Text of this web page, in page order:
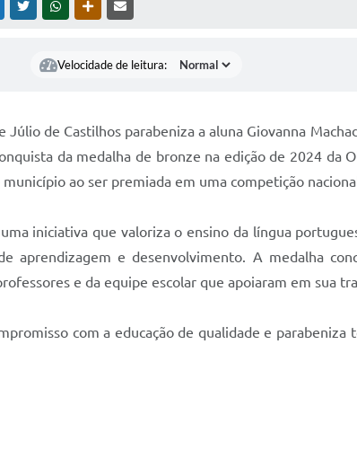
MESSENGER
TWITTERWHATSAPPOUTRAS MÍDIAS
Velocidade de leitura:
de Castilhos parabeniza a aluna Giovanna
da medalha de bronze na edição de 2024
ao ser premiada em uma competição
iniciativa que valoriza o ensino da língua
aprendizagem e desenvolvimento. A medalha
e da equipe escolar que apoiaram em sua
com a educação de qualidade e